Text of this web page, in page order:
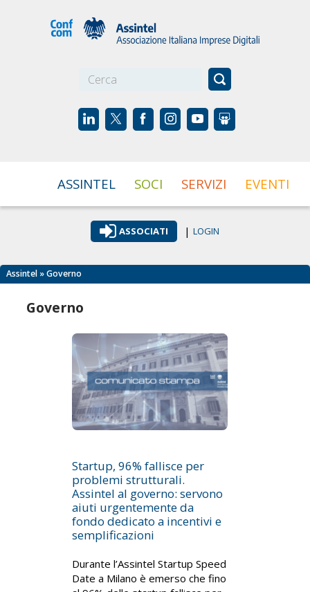
ASSINTEL SOCI SERVIZI EVENTI
ASSOCIATI | LOGIN
Assintel » Governo
Governo
Startup, 96% fallisce per
problemi strutturali.
Assintel al governo: servono
aiuti urgentemente da
fondo dedicato a incentivi e
semplificazioni
Durante l’Assintel Startup Speed
Date a Milano è emerso che fino